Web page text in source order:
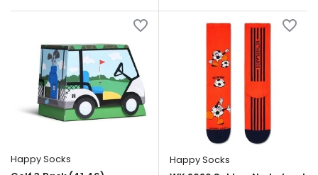
Happy Socks
Happy Socks